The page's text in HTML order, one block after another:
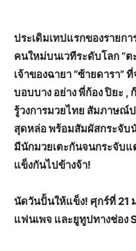
ประเดิมเทปแรกของรายก
คนใหม่บนเวทีระดับโลก “
เจ้าของฉายา “ซ้ายดารา”ที่
บอบบาง อย่าง พี่ก้อง ปิยะ ,
รู้วงการมวยไทย สัมภาษณ์
สุดหล่อ พร้อมสัมผัสกระจับ
มีนักมวยเตะกันจนกระจับ
แข็งกันไปข้างจ้า!
นัดวันปั้นให้แข็ง! ศุกร์ที่ 21
แฟนเพจ และยูทูปทางช่อง